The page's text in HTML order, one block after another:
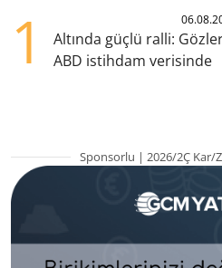
1
Altında güçlü ralli:
ABD istihdam verisinde
Sponsorlu | 2026/2Ç Kar/